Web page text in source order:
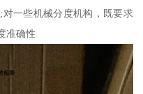
一些机械分度机构，既要求
准确性